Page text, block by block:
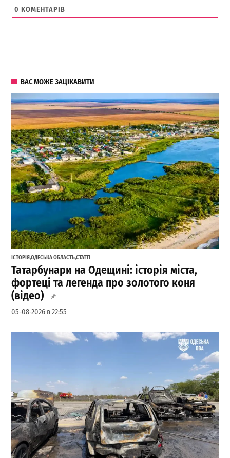
0 КОМЕНТАРІВ
ВАС МОЖЕ ЗАЦІКАВИТИ
ІСТОРІЯ,ОДЕСЬКА ОБЛАСТЬ,СТАТТІ
Татарбунари на Одещині: історія міста,
фортеці та легенда про золотого коня
(відео)
05-08-2026 в 22:55